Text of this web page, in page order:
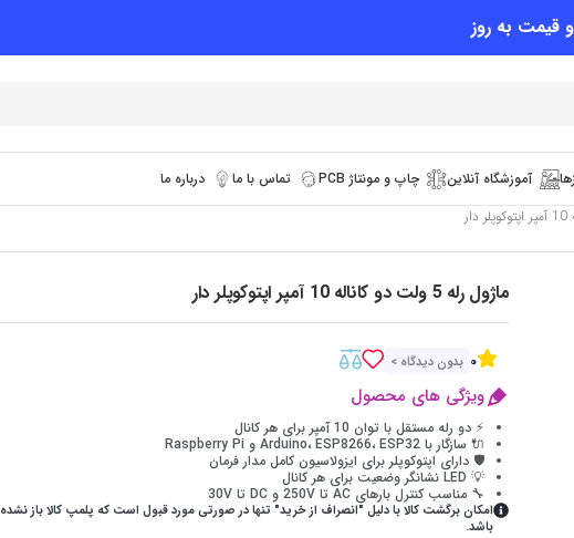
قیمت به روز
آموزشگاه آنلاین چاپ و مونتاژ PCB تماس با ما
درباره ما
ماژول رله 5 ولت دو کاناله 10 آمپر اپتوکوپلر دار
0 بدون دیدگاه >
ویژگی های محصول
⚡ دو رله مستقل با توان 10 آمپر برای هر کانال
🔌 سازگار با Arduino، ESP8266، ESP32 و Raspberry Pi
🛡 دارای اپتوکوپلر برای ایزولاسیون کامل مدار فرمان
💡 LED نشانگر وضعیت برای هر کانال
🔧 مناسب کنترل بارهای AC تا 250V و DC تا 30V
امکان برگشت کالا با دلیل "انصراف از خرید" تنها در صورتی مورد قبول است که پلمپ کالا باز نشده
باشد.